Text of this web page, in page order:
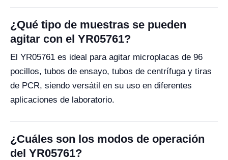
¿Qué tipo de muestras se pueden
agitar con el YR05761?
El YR05761 es ideal para agitar microplacas de 96
pocillos, tubos de ensayo, tubos de centrífuga y tiras
de PCR, siendo versátil en su uso en diferentes
aplicaciones de laboratorio.
¿Cuáles son los modos de operación
del YR05761?